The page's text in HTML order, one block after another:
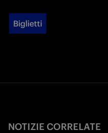
Biglietti
NOTIZIE CORRELATE